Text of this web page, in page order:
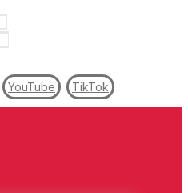
YouTube TikTok